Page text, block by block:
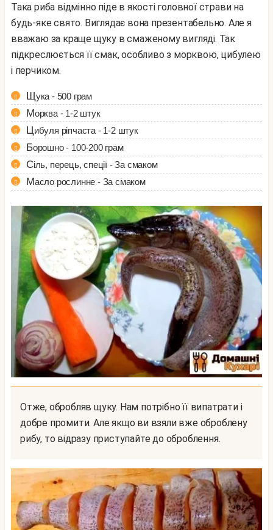
Така риба відмінно піде в якості головної страви на
будь-яке свято. Виглядає вона презентабельно. Але я
вважаю за краще щуку в смаженому вигляді. Так
підкреслюється її смак, особливо з морквою, цибулею
і перчиком.
Щука - 500 грам
Морква - 1-2 штук
Цибуля ріпчаста - 1-2 штук
Борошно - 100-200 грам
Сіль, перець, спеції - За смаком
Масло рослинне - За смаком
Отже, обробляв щуку. Нам потрібно її випатрати і
добре промити. Але якщо ви взяли вже оброблену
рибу, то відразу приступайте до оброблення.